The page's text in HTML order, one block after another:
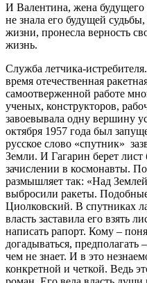
И Валентина, жена будущего
не знала его будущей
жизни, пронесла верность
жизнь.
Служба летчика-
время отечественная
самоотверженной работе
ученых, конструкторов,
завоевывала одну вершину
октября 1957 года был
русское слово «спутник»
Земли. И Гагарин берет
зачислении в космонавты.
размышляет так: «Над
выбросили ракеты.
Циолковский. В спутниках
власть заставила его взять
написать рапорт. Кому –
догадываться,
чем не знает. И в это
конкретной и четкой. Ведь